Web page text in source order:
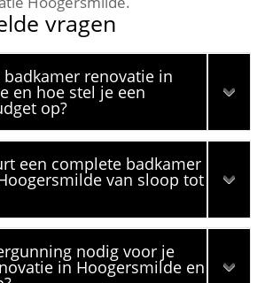
vragen
badkamer renovatie in
en hoe stel je een
op?
een complete badkamer
van sloop tot
nodig voor je
in Hoogersmilde en